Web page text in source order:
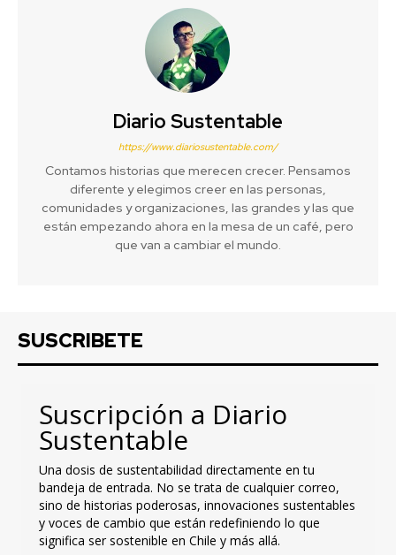
Diario Sustentable
https://www.diariosustentable.com/
Contamos historias que merecen crecer. Pensamos
diferente y elegimos creer en las personas,
comunidades y organizaciones, las grandes y las que
están empezando ahora en la mesa de un café, pero
que van a cambiar el mundo.
SUSCRIBETE
Suscripción a Diario
Sustentable
Una dosis de sustentabilidad directamente en tu
bandeja de entrada. No se trata de cualquier correo,
sino de historias poderosas, innovaciones sustentables
y voces de cambio que están redefiniendo lo que
significa ser sostenible en Chile y más allá.